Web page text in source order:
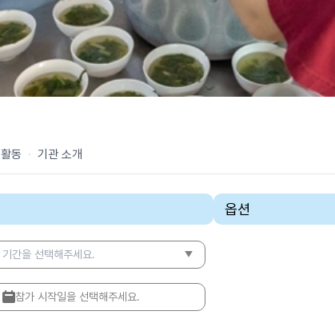
동 · 기관 소개
기간을 선택해주세요.
참가 시작일을 선택해주세요.
옵션